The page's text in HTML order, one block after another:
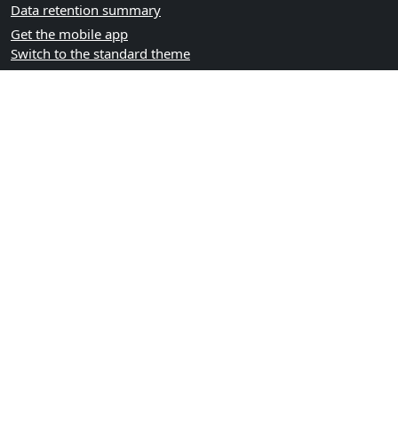
Data retention summary
Get the mobile app
Switch to the standard theme